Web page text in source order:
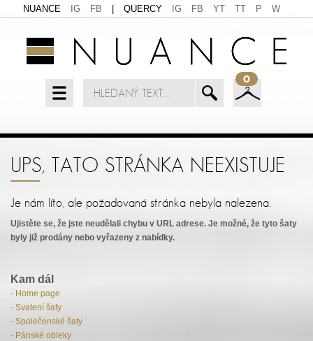
NUANCE IG FB QUERCY IG FB YT TT P W
0
UPS, TATO STRÁNKA NEEXISTUJE
Je nám líto, ale požadovaná stránka nebyla nalezena.
Ujistěte se, že jste neudělali chybu v URL adrese. Je možné, že tyto šaty
byly již prodány nebo vyřazeny z nabídky.
Kam dál
- Home page
- Svatení šaty
- Společenské šaty
- Pánské obleky